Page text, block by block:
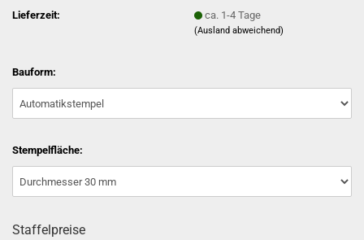
Lieferzeit:
ca. 1-4 Tage
(Ausland abweichend)
Bauform:
Stempelfläche:
Staffelpreise